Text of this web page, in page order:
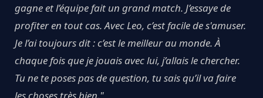
gagne et l’équipe fait un grand match. J’essaye de
profiter en tout cas. Avec Leo, c’est facile de s'amuser.
Je l’ai toujours dit : c’est le meilleur au monde. À
chaque fois que je jouais avec lui, j’allais le chercher.
Tu ne te poses pas de question, tu sais qu’il va faire
les choses très bien."